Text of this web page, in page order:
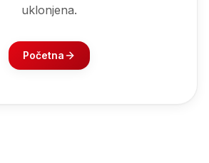
uklonjena.
Početna